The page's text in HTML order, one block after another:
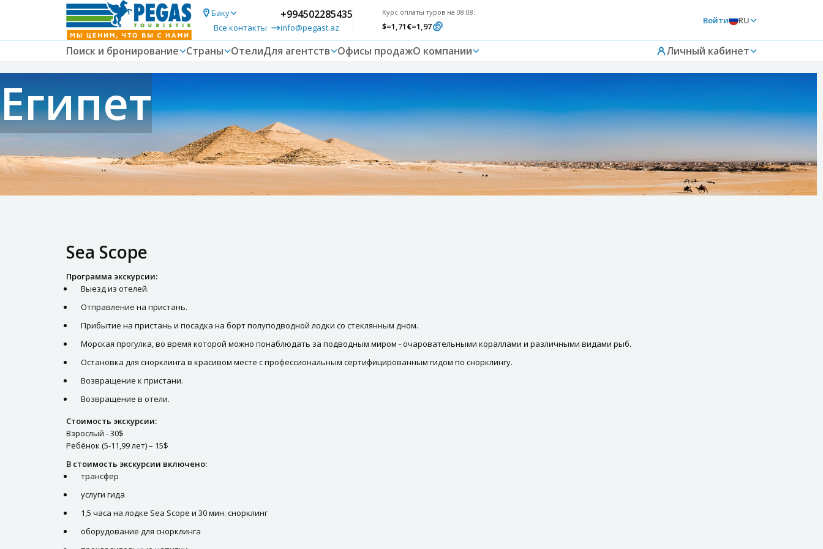
Баку
Все контакты
+994502285435
info@pegast.az
Курс оплаты туров на 08.08:
$=1,71€=1,97
Войти RU
Поиск и бронирование Страны ОтелиДля агентств Офисы продажО компании Личный кабинет
Египет
Sea Scope
Программа экскурсии:
Выезд из отелей.
Отправление на пристань.
Прибытие на пристань и посадка на борт полуподводной лодки со стеклянным дном.
Морская прогулка, во время которой можно понаблюдать за подводным миром - очаровательными кораллами и различными видами рыб.
Остановка для снорклинга в красивом месте с профессиональным сертифицированным гидом по снорклингу.
Возвращение к пристани.
Возвращение в отели.
Стоимость экскурсии:
Взрослый - 30$
Ребёнок (5-11,99 лет) – 15$
В стоимость экскурсии включено:
трансфер
услуги гида
1,5 часа на лодке Sea Scope и 30 мин. снорклинг
оборудование для снорклинга